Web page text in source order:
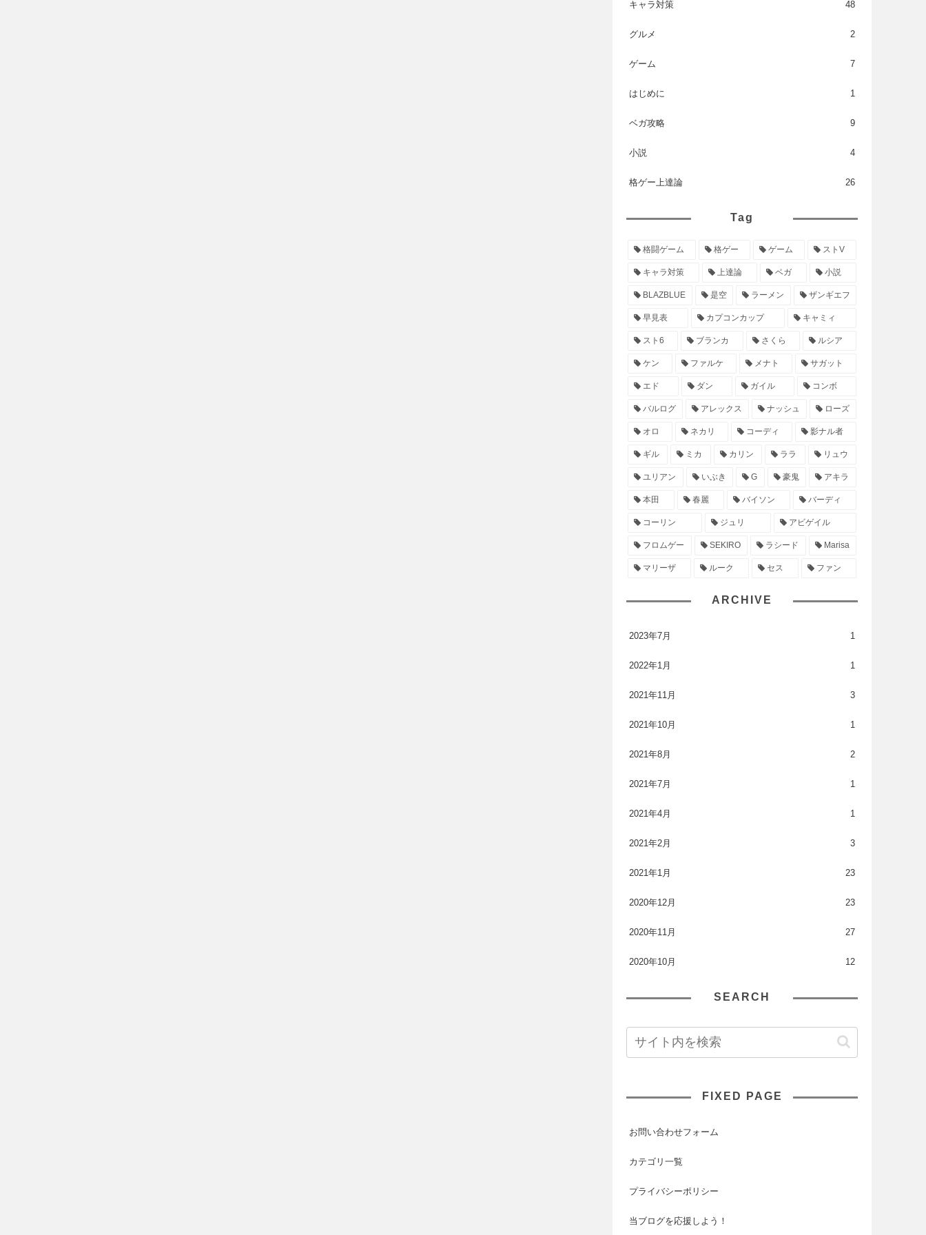
キャラ対策 48
グルメ 2
ゲーム 7
はじめに 1
ベガ攻略 9
小説 4
格ゲー上達論 26
Tag
格闘ゲーム 格ゲー ゲーム ストV
キャラ対策 上達論 ベガ 小説
BLAZBLUE 是空 ラーメン ザンギエフ
早見表 カプコンカップ キャミィ
スト6 ブランカ さくら ルシア
ケン ファルケ メナト サガット
エド ダン ガイル コンボ
バルログ アレックス ナッシュ ローズ
オロ ネカリ コーディ 影ナル者
ギル ミカ カリン ララ リュウ
ユリアン いぶき G 豪鬼 アキラ
本田 春麗 バイソン バーディ
コーリン ジュリ アビゲイル
フロムゲー SEKIRO ラシード Marisa
マリーザ ルーク セス ファン
ARCHIVE
2023年7月 1
2022年1月 1
2021年11月 3
2021年10月 1
2021年8月 2
2021年7月 1
2021年4月 1
2021年2月 3
2021年1月 23
2020年12月 23
2020年11月 27
2020年10月 12
SEARCH
FIXED PAGE
お問い合わせフォーム
カテゴリ一覧
プライバシーポリシー
当ブログを応援しよう！